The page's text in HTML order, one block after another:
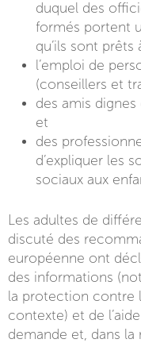
duquel des
formés portent
qu’ils sont prêts
l’emploi de
(conseillers et
des amis
et
des
d’expliquer les
sociaux aux
Les adultes de
discuté des
européenne ont
des informations
la protection contre
contexte) et de
demande et, dans la